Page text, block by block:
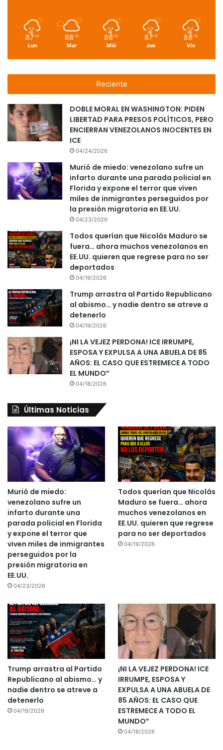
87 ℉
Lun
88 ℉
Mar
88 ℉
Mié
87 ℉
Jue
88 ℉
Vie
Reciente
DOBLE MORAL EN WASHINGTON: PIDEN
LIBERTAD PARA PRESOS POLÍTICOS, PERO
ENCIERRAN VENEZOLANOS INOCENTES EN
ICE
04/24/2026
Murió de miedo: venezolano sufre un
infarto durante una parada policial en
Florida y expone el terror que viven
miles de inmigrantes perseguidos por
la presión migratoria en EE.UU.
04/23/2026
Todos querían que Nicolás Maduro se
fuera… ahora muchos venezolanos en
EE.UU. quieren que regrese para no ser
deportados
04/19/2026
Trump arrastra al Partido Republicano
al abismo… y nadie dentro se atreve a
detenerlo
04/19/2026
¡NI LA VEJEZ PERDONA! ICE IRRUMPE,
ESPOSA Y EXPULSA A UNA ABUELA DE 85
AÑOS: EL CASO QUE ESTREMECE A TODO
EL MUNDO”
04/18/2026
Últimas Noticias
Murió de miedo:
venezolano sufre un
infarto durante una
parada policial en Florida
y expone el terror que
viven miles de inmigrantes
perseguidos por la
presión migratoria en
EE.UU.
04/23/2026
Todos querían que Nicolás
Maduro se fuera… ahora
muchos venezolanos en
EE.UU. quieren que regrese
para no ser deportados
04/19/2026
Trump arrastra al Partido
Republicano al abismo… y
nadie dentro se atreve a
detenerlo
04/19/2026
¡NI LA VEJEZ PERDONA! ICE
IRRUMPE, ESPOSA Y
EXPULSA A UNA ABUELA DE
85 AÑOS: EL CASO QUE
ESTREMECE A TODO EL
MUNDO”
04/18/2026